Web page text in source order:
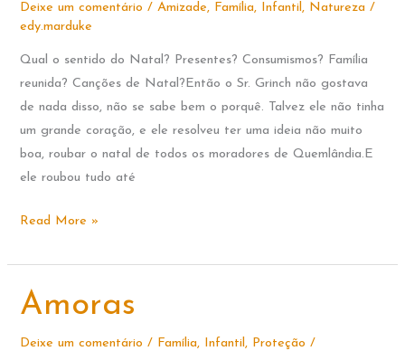
Deixe um comentário /Amizade, Família, Infantil , Natureza /
edy.marduke
Qual o sentido do Natal? Presentes? Consumismos? Família
reunida? Canções de Natal?Então o Sr. Grinch não gostava
de nada disso, não se sabe bem o porquê. Talvez ele não tinha
um grande coração, e ele resolveu ter uma ideia não muito
boa, roubar o natal de todos os moradores de Quemlândia.E
ele roubou tudo até
COMO
GRINCH
ROUBOU
O
NATAL
Read More »
Amoras
Deixe um comentário / Família, Infantil , Proteção /